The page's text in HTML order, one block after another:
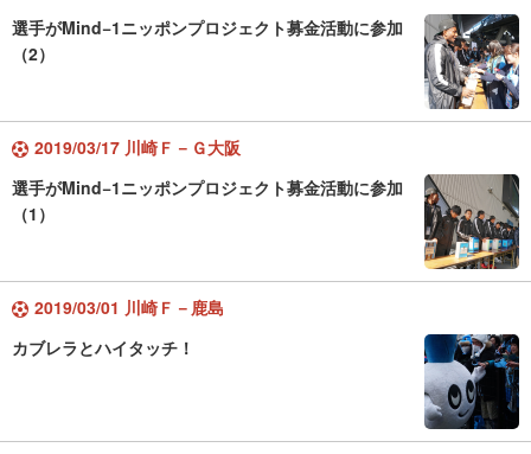
選手がMind−1ニッポンプロジェクト募金活動に参加
（2）
2019/03/17 川崎Ｆ－Ｇ大阪
選手がMind−1ニッポンプロジェクト募金活動に参加
（1）
2019/03/01 川崎Ｆ－鹿島
カブレラとハイタッチ！